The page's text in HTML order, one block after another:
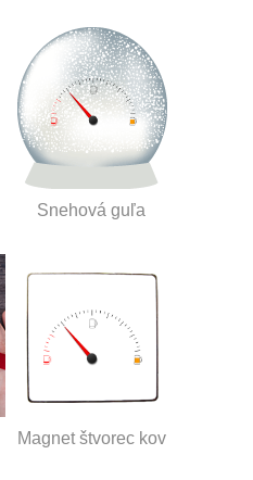
Snehová guľa
Magnet štvorec kov